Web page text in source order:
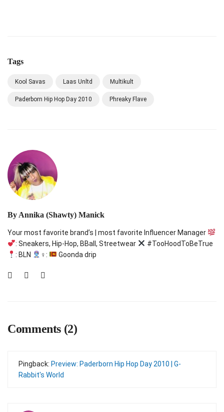
Tags
Kool Savas Laas Unltd Multikult
Paderborn Hip Hop Day 2010 Phreaky Flave
By Annika (Shawty) Manick
Your most favorite brand’s | most favorite Influencer Manager
: Sneakers, Hip-Hop, BBall, Streetwear
#TooHoodToBeTrue
: BLN
‍♀: Goonda drip
Comments (2)
Pingback: Preview: Paderborn Hip Hop Day 2010 | G-
Rabbit's World